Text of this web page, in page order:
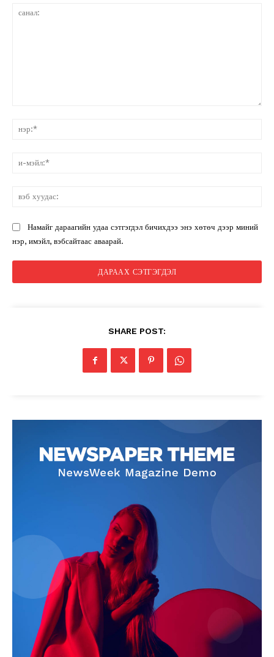
Намайг дараагийн удаа сэтгэгдэл бичихдээ энэ хөтөч дээр миний
нэр, имэйл, вэбсайтаас аваарай.
SHARE POST: